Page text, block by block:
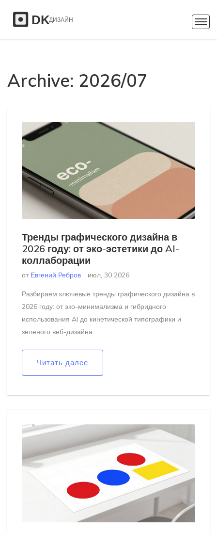
Archive: 2026/07
Тренды графического дизайна в
2026 году: от эко-эстетики до AI-
коллаборации
от Евгений Ребров июл, 30 2026
Разбираем ключевые тренды графического дизайна в
2026 году: от эко-минимализма и гибридного
использования AI до кинетической типографики и
зеленого веб-дизайна.
Читать далее